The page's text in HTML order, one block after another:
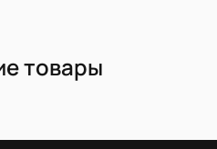
товары